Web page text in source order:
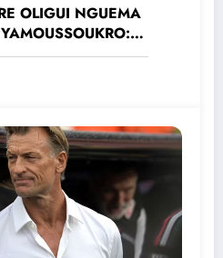
OLIGUI NGUEMA
DANHO